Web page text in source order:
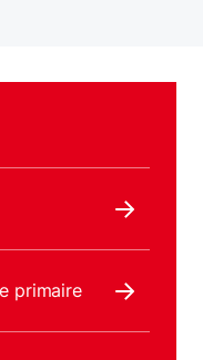
primaire